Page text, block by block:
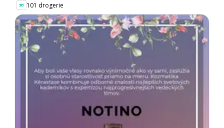
101 drogerie